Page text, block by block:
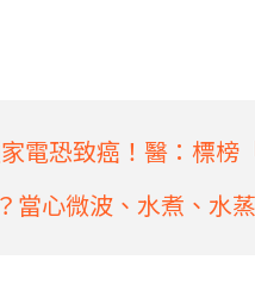
電恐致癌！醫：標
當心微波、水煮、水